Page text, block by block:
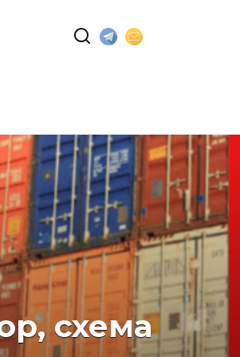
схема